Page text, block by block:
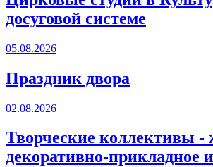
досуговой системе
05.08.2026
Праздник двора
02.08.2026
Творческие коллективы -
декоративно-прикладное